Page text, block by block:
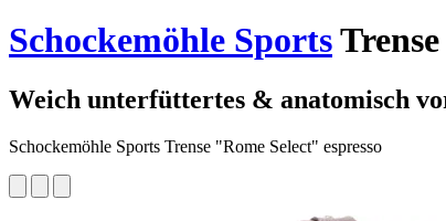
Schockemöhle Sports
Weich unterfüttertes & anatomisch
Schockemöhle Sports Trense "Rome Select" espresso